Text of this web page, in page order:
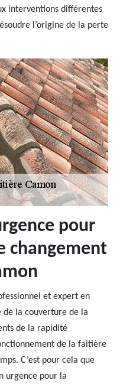
interventions différentes
l’origine de la perte
pour
changement
et expert en
la couverture de la
de la rapidité
de la faitière
C’est pour cela que
urgence pour la